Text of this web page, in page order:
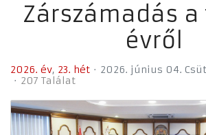
Zárszámadás
évről
2026. év 23. hét
2026. június 04.
207 Találat